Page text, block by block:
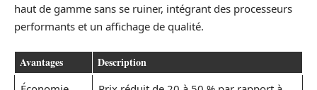
haut de gamme sans se ruiner, intégrant des processeurs
performants et un affichage de qualité.
Avantages Description